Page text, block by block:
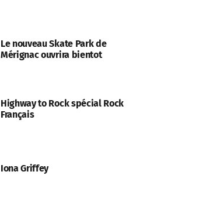
Le nouveau Skate Park de
Mérignac ouvrira bientot
Highway to Rock spécial Rock
Français
Iona Griffey